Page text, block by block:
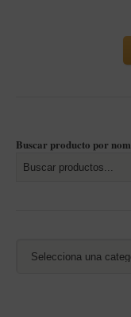
Buscar producto por